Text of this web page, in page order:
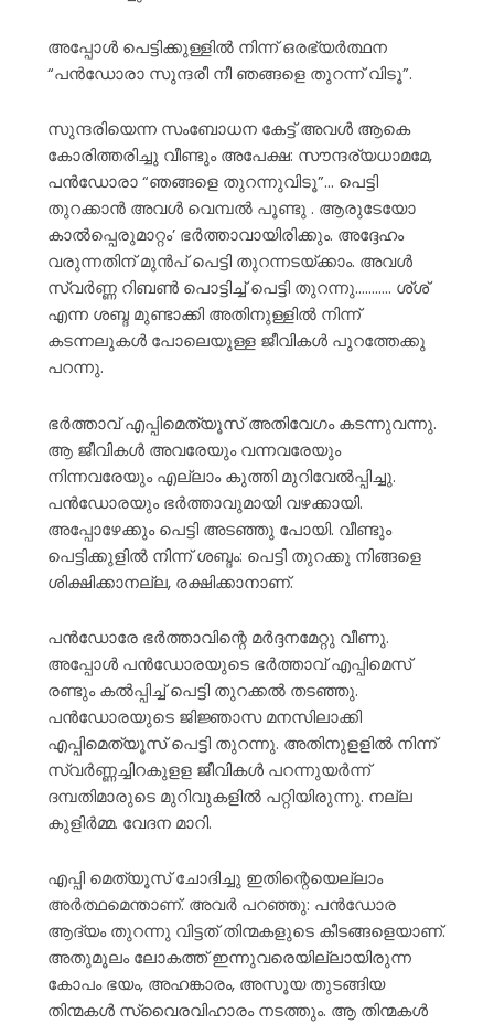
അപ്പോൾ പെട്ടിക്കുള്ളിൽ നിന്ന് ഒരഭ്യർത്ഥന
“പൻഡോരാ സുന്ദരീ നീ ഞങ്ങളെ തുറന്ന് വിടൂ”.
സുന്ദരിയെന്ന സംബോധന കേട്ട് അവൾ ആകെ
കോരിത്തരിച്ചു വീണ്ടും അപേക്ഷ: സൗന്ദര്യധാമമേ,
പൻഡോരാ “ഞങ്ങളെ തുറന്നുവിടൂ”… പെട്ടി
തുറക്കാൻ അവൾ വെമ്പൽ പൂണ്ടു . ആരുടേയോ
കാൽപ്പെരുമാറ്റം’ ഭർത്താവായിരിക്കും. അദ്ദേഹം
വരുന്നതിന് മുൻപ് പെട്ടി തുറന്നടയ്ക്കാം. അവൾ
സ്വർണ്ണ റിബൺ പൊട്ടിച്ച് പെട്ടി തുറന്നു……….. ശ്‌ശ്
എന്ന ശബ്ദ മുണ്ടാക്കി അതിനുള്ളിൽ നിന്ന്
കടന്നലുകൾ പോലെയുള്ള ജീവികൾ പുറത്തേക്കു
പറന്നു.
ഭർത്താവ് എപ്പിമെത്യൂസ് അതിവേഗം കടന്നുവന്നു.
ആ ജീവികൾ അവരേയും വന്നവരേയും
നിന്നവരേയും എല്ലാം കുത്തി മുറിവേൽപ്പിച്ചു.
പൻഡോരയും ഭർത്താവുമായി വഴക്കായി.
അപ്പോഴേക്കും പെട്ടി അടഞ്ഞു പോയി. വീണ്ടും
പെട്ടിക്കുളിൽ നിന്ന് ശബ്ദം: പെട്ടി തുറക്കു നിങ്ങളെ
ശിക്ഷിക്കാനല്ല, രക്ഷിക്കാനാണ്.
പൻഡോരേ ഭർത്താവിന്റെ മർദ്ദനമേറ്റു വീണു.
അപ്പോൾ പൻഡോരയുടെ ഭർത്താവ് എപ്പിമെസ്
രണ്ടും കൽപ്പിച്ച് പെട്ടി തുറക്കൽ തടഞ്ഞു.
പൻഡോരയുടെ ജിജ്ഞാസ മനസിലാക്കി
എപ്പിമെത്യൂസ് പെട്ടി തുറന്നു. അതിനുളളിൽ നിന്ന്
സ്വർണ്ണച്ചിറകുളള ജീവികൾ പറന്നുയർന്ന്
ദമ്പതിമാരുടെ മുറിവുകളിൽ പറ്റിയിരുന്നു. നല്ല
കുളിർമ്മ. വേദന മാറി.
എപ്പി മെത്യൂസ് ചോദിച്ചു ഇതിന്റെയെല്ലാം
അർത്ഥമെന്താണ്. അവർ പറഞ്ഞു: പൻഡോര
ആദ്യം തുറന്നു വിട്ടത് തിന്മകളുടെ കീടങ്ങളെയാണ്.
അതുമൂലം ലോകത്ത് ഇന്നുവരെയില്ലായിരുന്ന
കോപം ഭയം, അഹങ്കാരം, അസൂയ തുടങ്ങിയ
തിന്മകൾ സ്വൈരവിഹാരം നടത്തും. ആ തിന്മകൾ